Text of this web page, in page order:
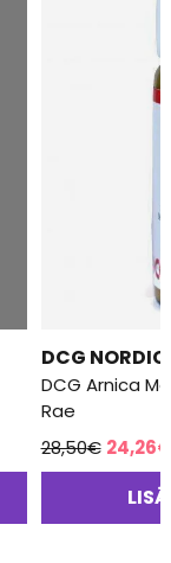
DCG NORDIC
DCG Arnica
Rae
28,50€
hinta
24,26€